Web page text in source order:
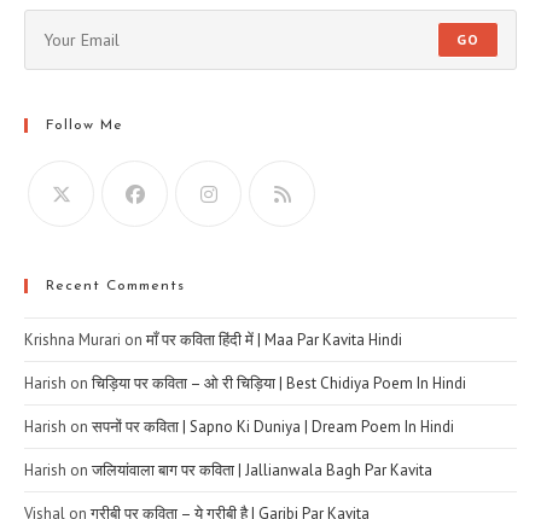
GO
Follow Me
Recent Comments
Krishna Murari onमाँ पर कविता हिंदी में | Maa Par Kavita Hindi
Harish onचिड़िया पर कविता – ओ री चिड़िया | Best Chidiya Poem In Hindi
Harish onसपनों पर कविता | Sapno Ki Duniya | Dream Poem In Hindi
Harish onजलियांवाला बाग पर कविता | Jallianwala Bagh Par Kavita
Vishal onगरीबी पर कविता – ये गरीबी है | Garibi Par Kavita